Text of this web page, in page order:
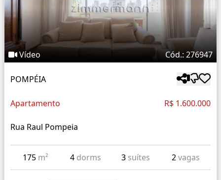
Vídeo Cód.: 276947
POMPÉIA
Apartamento R$ 1.600.000
Rua Raul Pompeia
175 m² 4 dorms 3 suítes 2vagas